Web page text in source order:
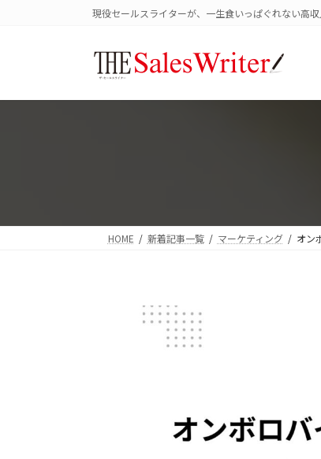
へ
ョ
現役セールスライターが、一生食いっぱぐれない高
HOME 新着記事一覧 マーケティング オン